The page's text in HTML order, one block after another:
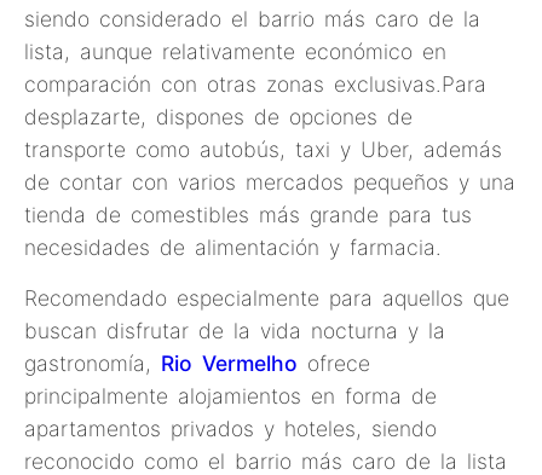
siendo considerado el barrio más caro de la
lista, aunque relativamente económico en
comparación con otras zonas exclusivas.Para
desplazarte, dispones de opciones de
transporte como autobús, taxi y Uber, además
de contar con varios mercados pequeños y una
tienda de comestibles más grande para tus
necesidades de alimentación y farmacia.
Recomendado especialmente para aquellos que
buscan disfrutar de la vida nocturna y la
gastronomía, Rio Vermelho ofrece
principalmente alojamientos en forma de
apartamentos privados y hoteles, siendo
reconocido como el barrio más caro de la lista